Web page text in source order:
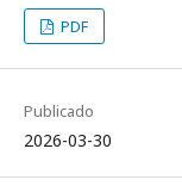
PDF
Publicado
2026-03-30